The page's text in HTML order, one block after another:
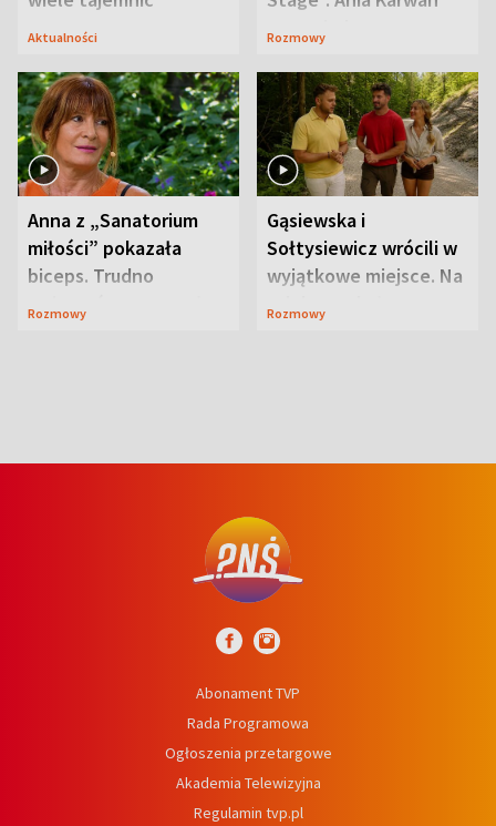
Aktualności
zapowiada
Rozmowy
Anna z „Sanatorium
miłości” pokazała
biceps. Trudno
uwierzyć, co przeszła
Rozmowy
Gąsiewska i
Sołtysiewicz wrócili w
wyjątkowe miejsce. Na
szlaku czekał
Rozmowy
Abonament TVP
Rada Programowa
Ogłoszenia przetargowe
Akademia Telewizyjna
Regulamin tvp.pl